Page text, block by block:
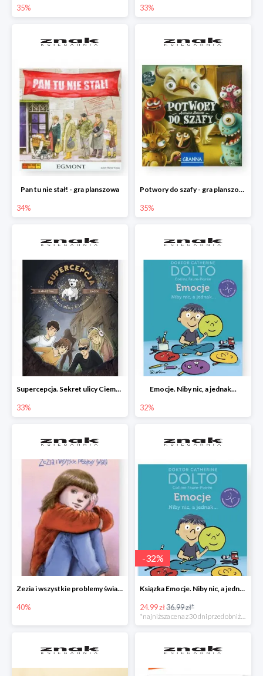
35% 33%
Pan tu nie stał! - gra planszowa
34%
Potwory do szafy - gra planszowa
35%
Supercepcja. Sekret ulicy Ciemnej
33%
Emocje. Niby nic, a jednak...
32%
Zezia i wszystkie problemy świata
40%
-32%
Ksiązka Emocje. Niby nic, a jednak... -32%
24.99 zł36.99 zł*
*najniższa cena z 30 dni przed obniżką